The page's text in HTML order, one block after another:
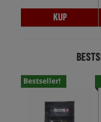
KUP
Bestseller!